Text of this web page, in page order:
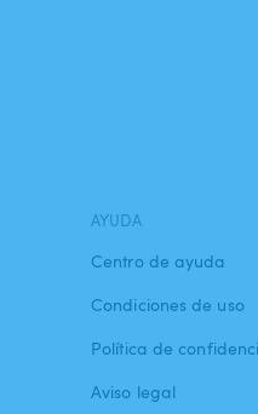
AYUDA
Centro de ayuda
Condiciones de uso
Política de
Aviso legal